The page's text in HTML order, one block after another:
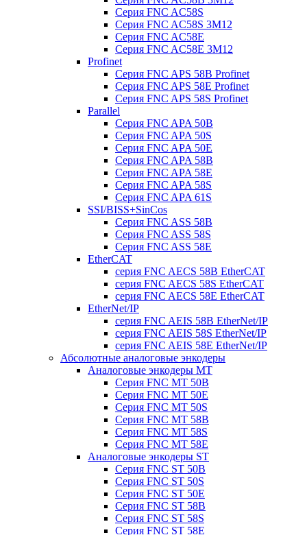
Серия FNC AC58S
Серия FNC AC58S 3M12
Серия FNC AC58E
Серия FNC AC58E 3M12
Profinet
Серия FNC APS 58B Profinet
Серия FNC APS 58E Profinet
Серия FNC APS 58S Profinet
Parallel
Серия FNC APA 50B
Серия FNC APA 50S
Серия FNC APA 50E
Серия FNC APA 58B
Серия FNC APA 58E
Серия FNC APA 58S
Серия FNC APA 61S
SSI/BISS+SinCos
Серия FNC ASS 58B
Серия FNC ASS 58S
Серия FNC ASS 58E
EtherCAT
серия FNC AECS 58B EtherCAT
серия FNC AECS 58S EtherCAT
серия FNC AECS 58E EtherCAT
EtherNet/IP
серия FNC AEIS 58B EtherNet/IP
серия FNC AEIS 58S EtherNet/IP
серия FNC AEIS 58E EtherNet/IP
Абсолютные аналоговые энкодеры
Аналоговые энкодеры MT
Серия FNC MT 50B
Серия FNC MT 50E
Серия FNC MT 50S
Серия FNC MT 58B
Серия FNC MT 58S
Серия FNC MT 58E
Аналоговые энкодеры ST
Серия FNC ST 50B
Серия FNC ST 50S
Серия FNC ST 50E
Серия FNC ST 58B
Серия FNC ST 58S
Серия FNC ST 58E